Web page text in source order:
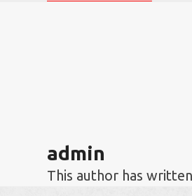
admin
This author has